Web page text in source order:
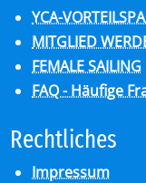
YCA-
MITGLIED
FEMALE SAILING
FAQ - Häufige
Recht­li­ches
Impressum